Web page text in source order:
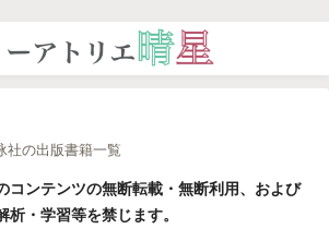
社の出版書籍一覧
コンテンツの無断転載・無断利用、および
・学習等を禁じます。